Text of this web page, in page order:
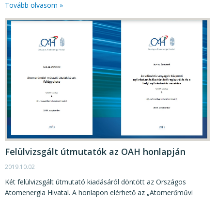
Tovább olvasom »
Felülvizsgált útmutatók az OAH honlapján
2019.10.02
Két felülvizsgált útmutató kiadásáról döntött az Országos
Atomenergia Hivatal. A honlapon elérhető az „Atomerőművi